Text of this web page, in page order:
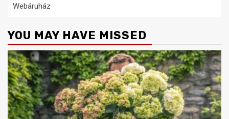
Webáruház
YOU MAY HAVE MISSED